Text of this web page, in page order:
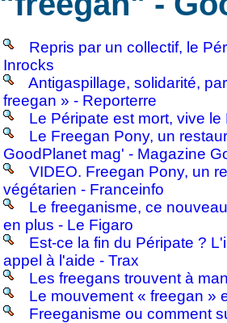
Repris par un collectif, le
Inrocks
Antigaspillage, solidarité,
freegan » - Reporterre
Le Péripate est mort, vive
Le Freegan Pony, un
GoodPlanet mag' - Magazine
VIDEO. Freegan Pony, un
végétarien - Franceinfo
Le freeganisme, ce
en plus - Le Figaro
Est-ce la fin du Péripate ?
appel à l'aide - Trax
Les freegans trouvent à
Le mouvement « freegan »
Freeganisme ou comment